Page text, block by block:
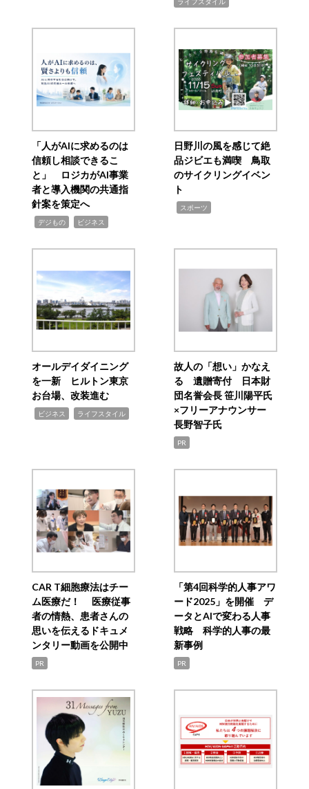
「人がAIに求めるのは
信頼し相談できるこ
と」 ロジカがAI事業
者と導入機関の共通指
針案を策定へ
デジもの ビジネス
日野川の風を感じて絶
品ジビエも満喫 鳥取
のサイクリングイベン
ト
スポーツ
オールデイダイニング
を一新 ヒルトン東京
お台場、改装進む
ビジネス ライフスタイル
故人の「想い」かなえ
る 遺贈寄付 日本財
団名誉会長 笹川陽平氏
×フリーアナウンサー
長野智子氏
PR
CAR T細胞療法はチー
ム医療だ！ 医療従事
者の情熱、患者さんの
思いを伝えるドキュメ
ンタリー動画を公開中
PR
「第4回科学的人事アワ
ード2025」を開催 デ
ータとAIで変わる人事
戦略 科学的人事の最
新事例
PR